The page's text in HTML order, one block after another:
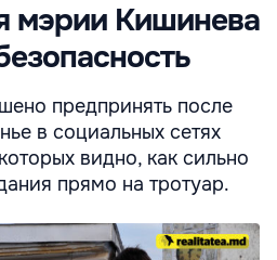
мэрии Кишинева
предпринять после
в социальных сетях
видно, как сильно
прямо на тротуар.